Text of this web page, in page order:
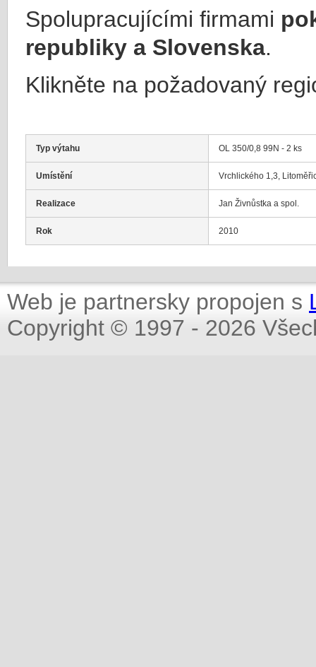
Spolupracujícími firmami
republiky a Slovenska.
Klikněte na požadovaný
Typ výtahu OL 350/0,8 99N - 2 ks
Umístění Vrchlického 1,3,
Realizace Jan Živnůstka a spol.
Rok 2010
Web je partnersky propojen s
Copyright © 1997 - 2026